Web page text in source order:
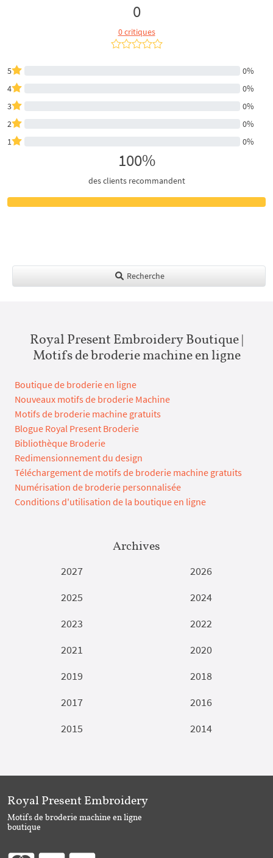
0
0 critiques
5
0%
4
0%
3
0%
2
0%
1
0%
100%
des clients recommandent
Recherche
Royal Present Embroidery Boutique |
Motifs de broderie machine en ligne
Boutique de broderie en ligne
Nouveaux motifs de broderie Machine
Motifs de broderie machine gratuits
Blogue Royal Present Broderie
Bibliothèque Broderie
Redimensionnement du design
Téléchargement de motifs de broderie machine gratuits
Numérisation de broderie personnalisée
Conditions d'utilisation de la boutique en ligne
Archives
2027
2026
2025
2024
2023
2022
2021
2020
2019
2018
2017
2016
2015
2014
Royal Present Embroidery
Motifs de broderie machine en ligne
boutique